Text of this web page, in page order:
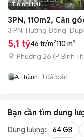
Tin nổi bật
3PN, 110m2, Căn
3 PN Hướng Đông
5,1 tỷ46 tr/m²110 m²
Phường 26 (P. Bình
A Thành 1 đã bán
Bạn cần tìm dung
Dung lượng: 64 GB